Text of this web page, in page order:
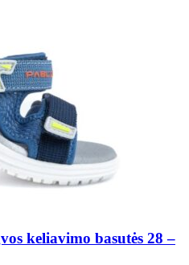
keliavimo basutės 28 –